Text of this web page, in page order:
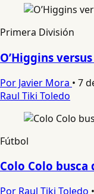
Primera División
O’Higgins
Por Javier Mora • 7
Raul Tiki Toledo
Fútbol
Colo Colo
Por Raul Tiki Toledo •